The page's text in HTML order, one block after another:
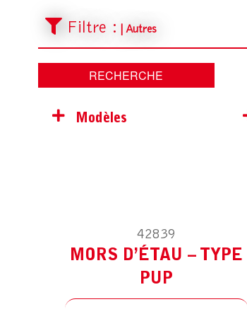
Filtre : | Autres
Modèles
Fraiseuse
42839
MORS D’ÉTAU – TYPE
PUP
MODÈLE :POUR AUTRES
MODÈLE :POUR AUTRES